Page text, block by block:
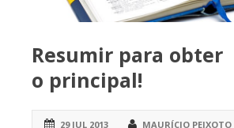
Resumir para obter
o principal!
29 JUL 2013
MAURÍCIO PEIXOTO